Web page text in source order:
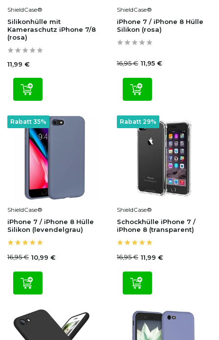
ShieldCase®
Silikonhülle mit
Kameraschutz iPhone 7/8
(rosa)
11,99 €
ShieldCase®
iPhone 7 / iPhone 8 Hülle
Silikon (rosa)
16,95 € 11,95 €
Rabatt 35%
ShieldCase®
iPhone 7 / iPhone 8 Hülle
Silikon (levendelgrau)
16,95 € 10,99 €
Rabatt 29%
ShieldCase®
Schockhülle iPhone 7 /
iPhone 8 (transparent)
16,95 € 11,99 €